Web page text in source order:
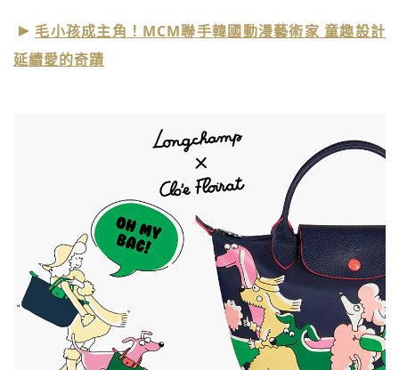
毛小孩成主角！MCM聯手韓國動漫藝術家 童趣設計
延續愛的奇蹟